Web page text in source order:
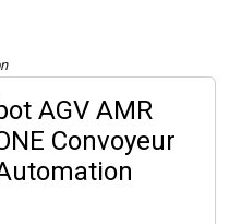
AGV AMR
Convoyeur